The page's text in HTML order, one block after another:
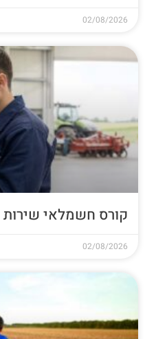
02/08/2026
קורס חשמלאי שירות
02/08/2026